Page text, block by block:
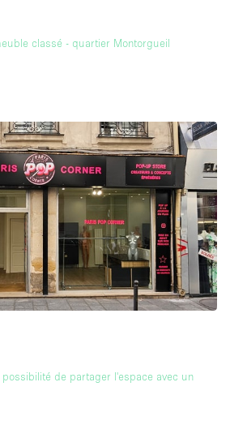
classé - quartier Montorgueil
de partager l'espace avec un